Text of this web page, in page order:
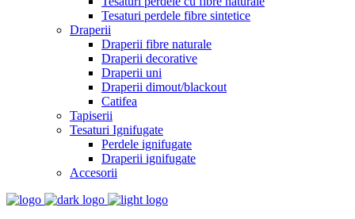
Tesaturi perdele fibre sintetice
Draperii
Draperii fibre naturale
Draperii decorative
Draperii uni
Draperii dimout/blackout
Catifea
Tapiserii
Tesaturi Ignifugate
Perdele ignifugate
Draperii ignifugate
Accesorii